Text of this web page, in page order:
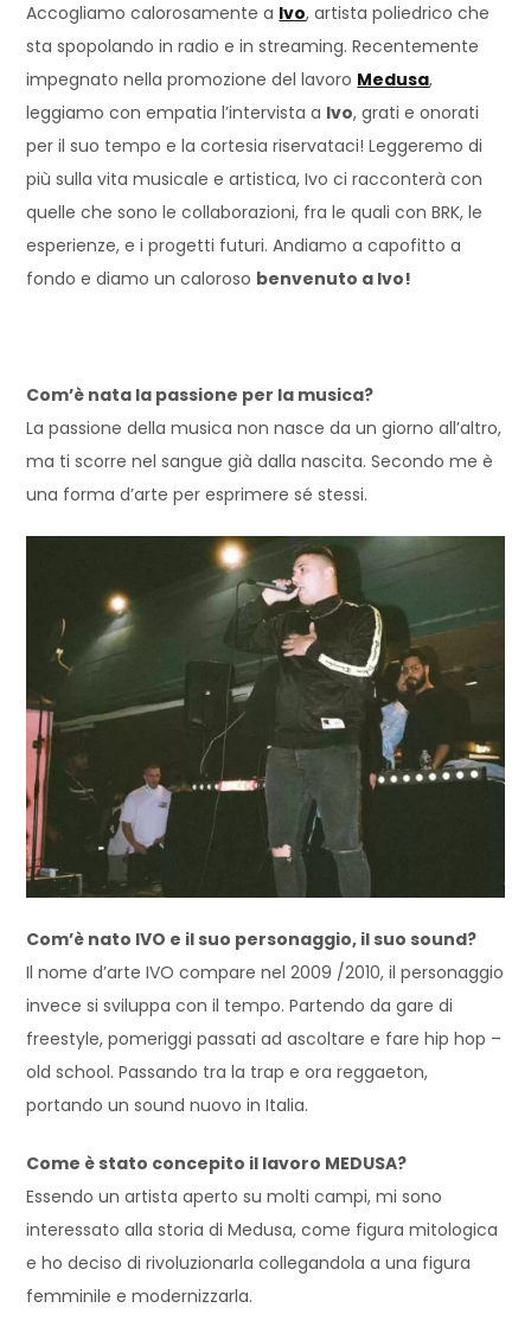
Accogliamo calorosamente a Ivo, artista poliedrico che
sta spopolando in radio e in streaming. Recentemente
impegnato nella promozione del lavoro Medusa,
leggiamo con empatia l’intervista a Ivo, grati e onorati
per il suo tempo e la cortesia riservataci! Leggeremo di
più sulla vita musicale e artistica, Ivo ci racconterà con
quelle che sono le collaborazioni, fra le quali con BRK, le
esperienze, e i progetti futuri. Andiamo a capofitto a
fondo e diamo un caloroso benvenuto a Ivo!
Com’è nata la passione per la musica?
La passione della musica non nasce da un giorno all’altro,
ma ti scorre nel sangue già dalla nascita. Secondo me è
una forma d’arte per esprimere sé stessi.
Com’è nato IVO e il suo personaggio, il suo sound?
Il nome d’arte IVO compare nel 2009 /2010, il personaggio
invece si sviluppa con il tempo. Partendo da gare di
freestyle, pomeriggi passati ad ascoltare e fare hip hop –
old school. Passando tra la trap e ora reggaeton,
portando un sound nuovo in Italia.
Come è stato concepito il lavoro MEDUSA?
Essendo un artista aperto su molti campi, mi sono
interessato alla storia di Medusa, come figura mitologica
e ho deciso di rivoluzionarla collegandola a una figura
femminile e modernizzarla.